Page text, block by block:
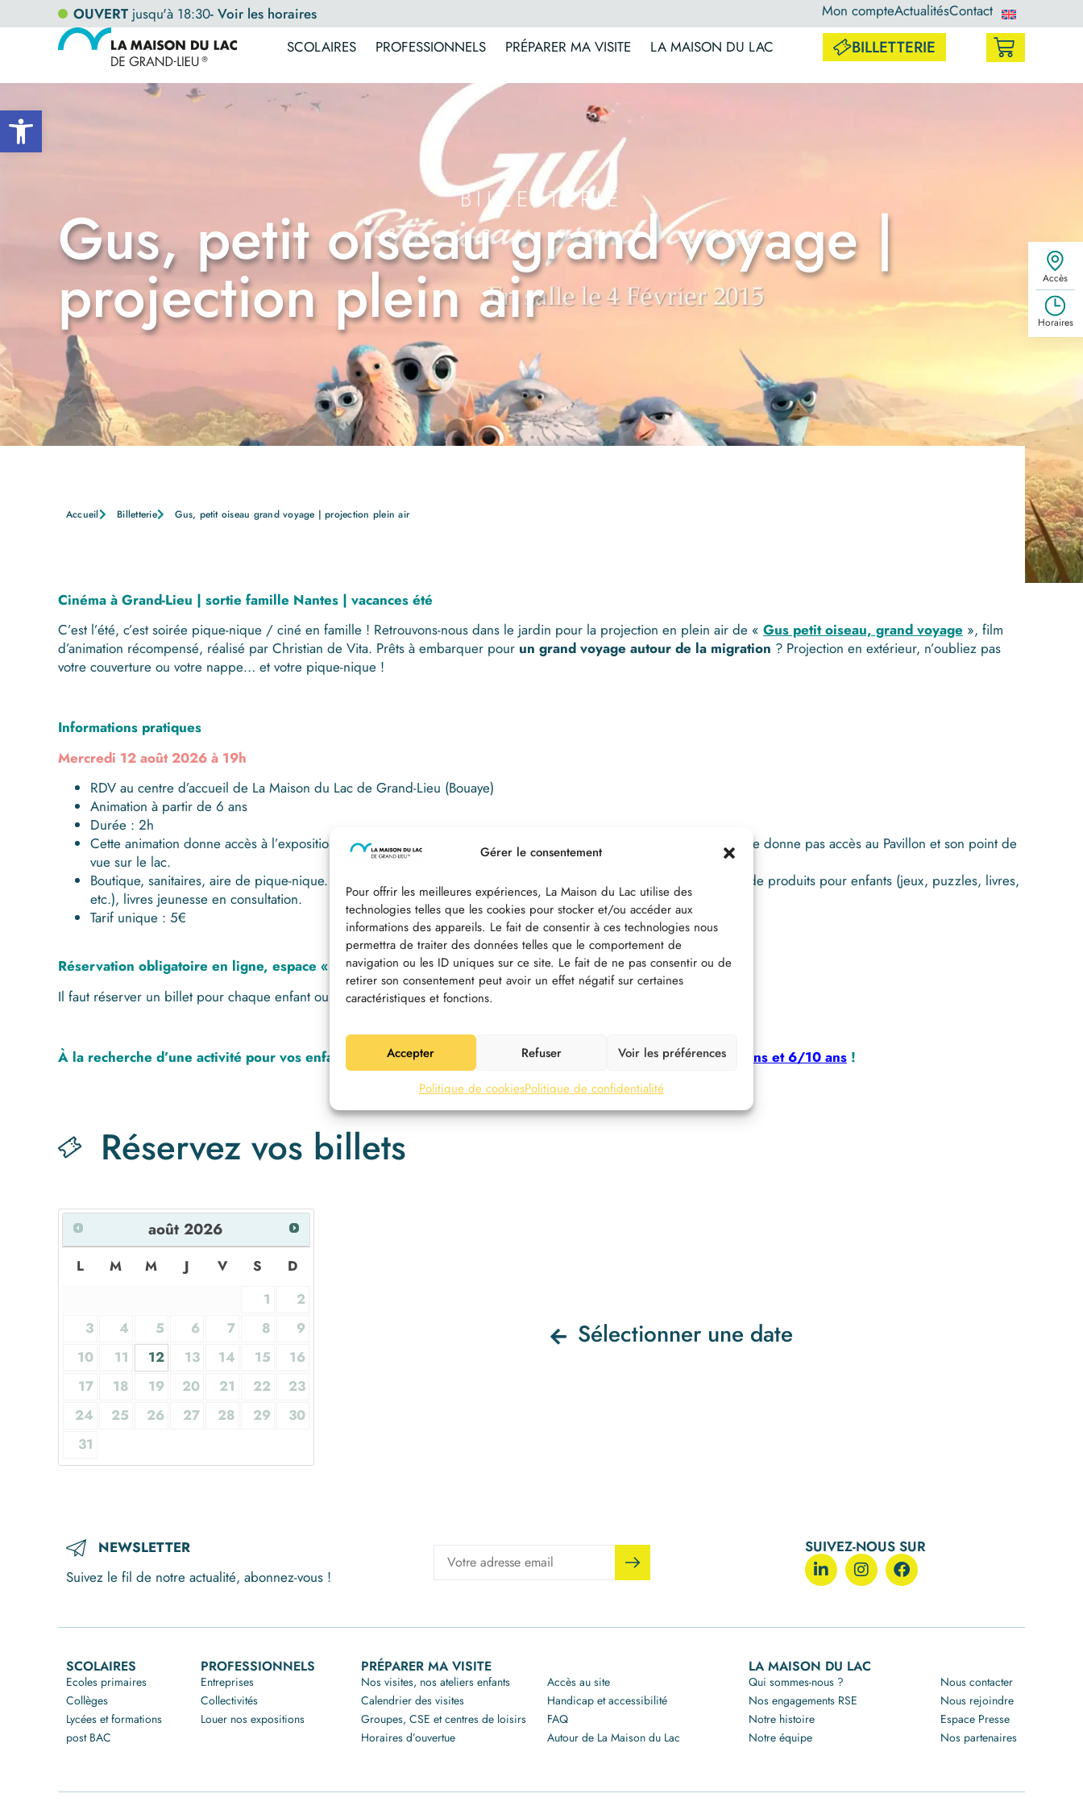
Ouvrir la barre d’outils
Gérer le consentement
Pour offrir les meilleures expériences, La Maison du Lac utilise des
technologies telles que les cookies pour stocker et/ou accéder aux
informations des appareils. Le fait de consentir à ces technologies nous
permettra de traiter des données telles que le comportement de
navigation ou les ID uniques sur ce site. Le fait de ne pas consentir ou de
retirer son consentement peut avoir un effet négatif sur certaines
caractéristiques et fonctions.
Accepter Refuser Voir les préférences
Politique de cookiesPolitique de confidentialité
OUVERT jusqu'à 18:30- Voir les horaires Mon compteActualitésContact
SCOLAIRES
PROFESSIONNELS PRÉPARER MA VISITE LA MAISON DU LAC BILLETTERIE
Accès
Horaires
BILLETTERIE
Gus, petit oiseau grand voyage |
projection plein air
Accueil Billetterie Gus, petit oiseau grand voyage | projection plein air
Cinéma à Grand-Lieu | sortie famille Nantes | vacances été
C’est l’été, c’est soirée pique-nique / ciné en famille ! Retrouvons-nous dans le jardin pour la projection en plein air de « Gus petit oiseau, grand voyage », film
d’animation récompensé, réalisé par Christian de Vita. Prêts à embarquer pour un grand voyage autour de la migration ? Projection en extérieur, n’oubliez pas
votre couverture ou votre nappe… et votre pique-nique !
Informations pratiques
Mercredi 12 août 2026 à 19h
RDV au centre d’accueil de La Maison du Lac de Grand-Lieu (Bouaye)
Animation à partir de 6 ans
Durée : 2h
Cette animation donne accès à l’exposition permanente et au jardin d’eau de La Maison du Lac de Grand-Lieu. Il ne donne pas accès au Pavillon et son point de
vue sur le lac.
Boutique, sanitaires, aire de pique-nique. Pour les familles : espace change-bébé, prêt de chauffe-biberon, vente de produits pour enfants (jeux, puzzles, livres,
etc.), livres jeunesse en consultation.
Tarif unique : 5€
Réservation obligatoire en ligne, espace « billetterie »
Il faut réserver un billet pour chaque enfant ou adulte participant à l’animation.
À la recherche d’une activité pour vos enfants pendant les vacances d’été ? Découvrez nos animations 3/5 ans et 6/10 ans !
Réservez vos billets
août 2026
L M M J V S
D
1
2
3
4 5 6 7 8
9
10
11 12 13 14 15
16
17
18 19 20 21 22
23
24
25 26 27 28 29
30
31
Sélectionner une date
NEWSLETTER
Suivez le fil de notre actualité, abonnez-vous !
SUIVEZ-NOUS SUR
SCOLAIRES
Ecoles primaires
Collèges
Lycées et formations
post BAC
PROFESSIONNELS
Entreprises
Collectivités
Louer nos expositions
PRÉPARER MA VISITE
Nos visites, nos ateliers enfants
Calendrier des visites
Groupes, CSE et centres de loisirs
Horaires d’ouvertue
Accès au site
Handicap et accessibilité
FAQ
Autour de La Maison du Lac
LA MAISON DU LAC
Qui sommes-nous ?
Nos engagements RSE
Notre histoire
Notre équipe
Nous contacter
Nous rejoindre
Espace Presse
Nos partenaires